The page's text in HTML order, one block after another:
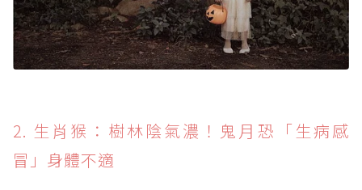
2. 生肖猴：樹林陰氣濃！鬼月恐「生病感
冒」身體不適